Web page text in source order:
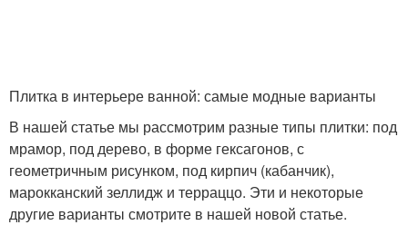
Плитка в интерьере ванной: самые модные варианты
В нашей статье мы рассмотрим разные типы плитки: под
мрамор, под дерево, в форме гексагонов, с
геометричным рисунком, под кирпич (кабанчик),
марокканский зеллидж и терраццо. Эти и некоторые
другие варианты смотрите в нашей новой статье.